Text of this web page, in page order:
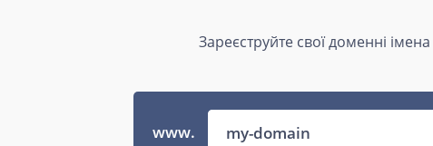
Зареєструйте свої доменні
www.